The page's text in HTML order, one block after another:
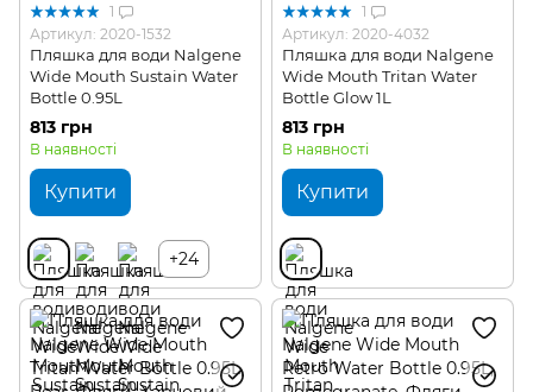
1
Артикул: 2020-1532
Пляшка для води Nalgene
Wide Mouth Sustain Water
Bottle 0.95L
813 грн
В наявності
Купити
+24
1
Артикул: 2020-4032
Пляшка для води Nalgene
Wide Mouth Tritan Water
Bottle Glow 1L
813 грн
В наявності
Купити